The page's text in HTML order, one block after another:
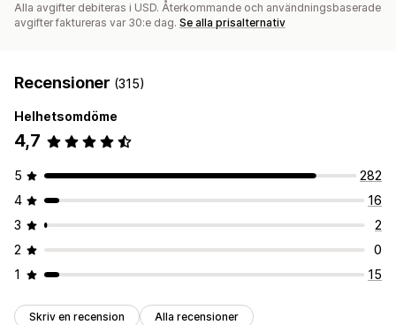
Alla avgifter debiteras i USD. Återkommande och användningsbaserade
avgifter faktureras var 30:e dag. Se alla prisalternativ
Recensioner (315)
Helhetsomdöme
4,7
5
282
4
16
3
2
2
0
1
15
Skriv en recension Alla recensioner